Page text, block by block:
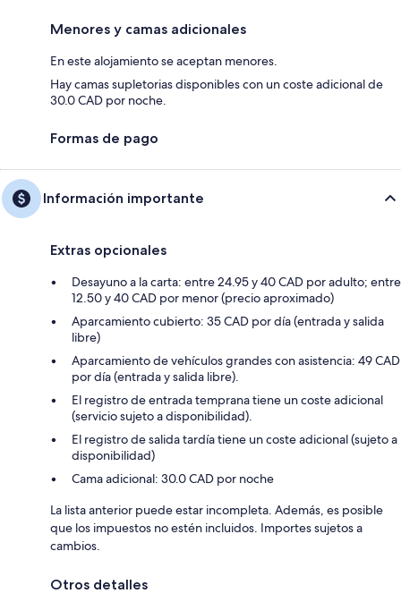
Menores y camas adicionales
En este alojamiento se aceptan menores.
Hay camas supletorias disponibles con un coste adicional de
30.0 CAD por noche.
Formas de pago
Información importante
Extras opcionales
Desayuno a la carta: entre 24.95 y 40 CAD por adulto; entre
12.50 y 40 CAD por menor (precio aproximado)
Aparcamiento cubierto: 35 CAD por día (entrada y salida
libre)
Aparcamiento de vehículos grandes con asistencia: 49 CAD
por día (entrada y salida libre).
El registro de entrada temprana tiene un coste adicional
(servicio sujeto a disponibilidad).
El registro de salida tardía tiene un coste adicional (sujeto a
disponibilidad)
Cama adicional: 30.0 CAD por noche
La lista anterior puede estar incompleta. Además, es posible
que los impuestos no estén incluidos. Importes sujetos a
cambios.
Otros detalles